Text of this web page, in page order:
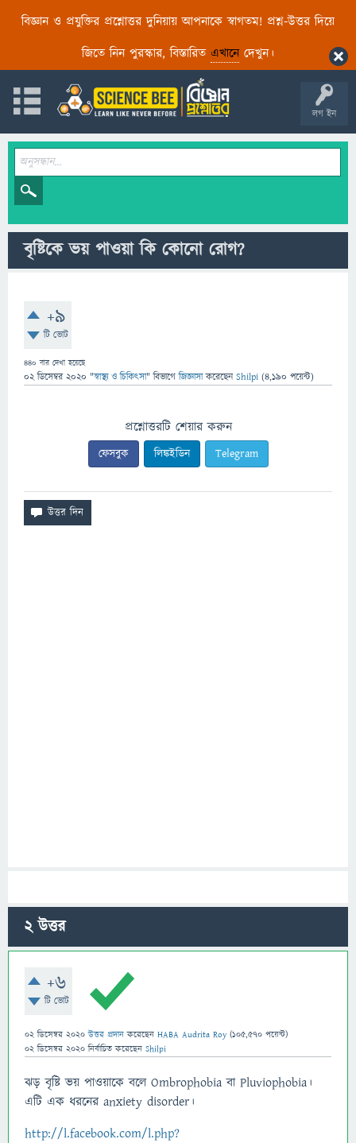
বিজ্ঞান ও প্রযুক্তির প্রশ্নোত্তর দুনিয়ায় আপনাকে স্বাগতম! প্রশ্ন-উত্তর দিয়ে
জিতে নিন পুরস্কার, বিস্তারিত এখানেদেখুন।
লগ ইন
বৃষ্টিকে ভয় পাওয়া কি কোনো রোগ?
+9
টি ভোট
440 বার দেখা হয়েছে
02 ডিসেম্বর 2020 "স্বাস্থ্য ও চিকিৎসা" বিভাগে জিজ্ঞাসাকরেছেনShilpi (4,190 পয়েন্ট)
প্রশ্নোত্তরটি শেয়ার করুন
ফেসবুক লিঙ্কইডিন Telegram
2উত্তর
+6
টি ভোট
02 ডিসেম্বর 2020 উত্তর প্রদান করেছেন HABA Audrita Roy (105,570 পয়েন্ট)
02 ডিসেম্বর 2020 নির্বাচিত করেছেন Shilpi
ঝড় বৃষ্টি ভয় পাওয়াকে বলে Ombrophobia বা Pluviophobia।
এটি এক ধরনের anxiety disorder।
http://l.facebook.com/l.php?